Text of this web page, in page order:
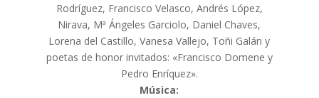
Rodríguez, Francisco Velasco, Andrés López,
Nirava, Mª Ángeles Garciolo, Daniel Chaves,
Lorena del Castillo, Vanesa Vallejo, Toñi Galán y
poetas de honor invitados: «Francisco Domene y
Pedro Enríquez».
Música: